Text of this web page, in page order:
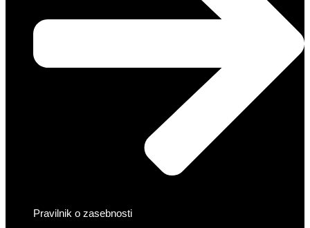
Pravilnik o zasebnosti